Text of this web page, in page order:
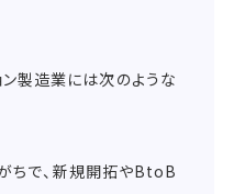
ン製造業には次のような
ちで、新規開拓やBtoB